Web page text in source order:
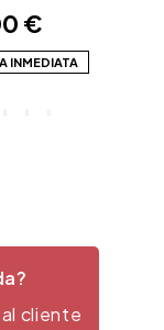
€
INMEDIATA
cliente